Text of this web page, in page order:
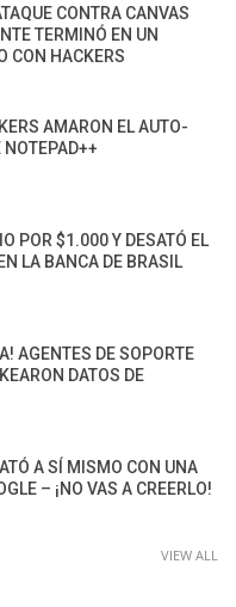
CONTRA CANVAS
TERMINÓ EN UN
CON HACKERS
AMARON EL AUTO-
POR $1.000 Y DESATÓ EL
LA BANCA DE BRASIL
AGENTES DE SOPORTE
DATOS DE
A SÍ MISMO CON UNA
– ¡NO VAS A CREERLO!
VIEW ALL